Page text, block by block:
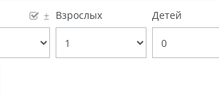
± Взрослых Детей